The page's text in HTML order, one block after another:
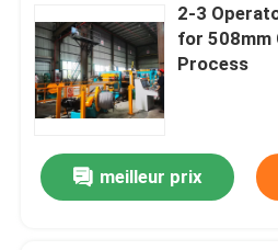
2-3
for 508mm
Process
meilleur prix